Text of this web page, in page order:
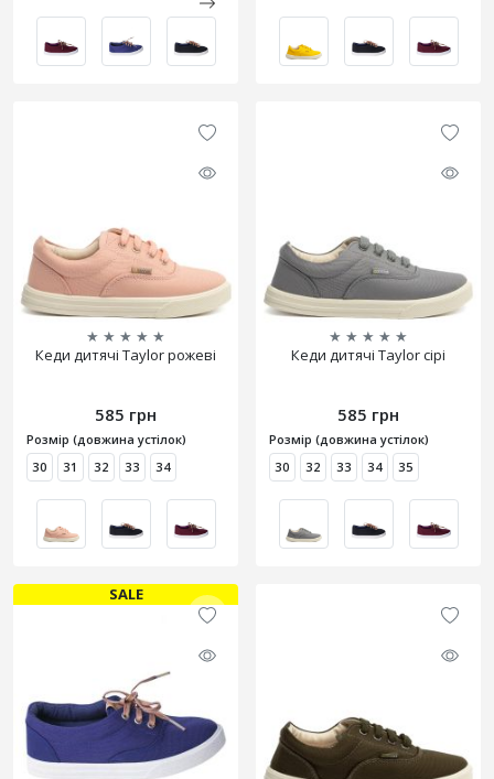
★ ★ ★ ★ ★
Кеди дитячі Taylor рожеві
585 грн
Розмір (довжина устілок)
30
31 32 33 34
★ ★ ★ ★ ★
Кеди дитячі Taylor сірі
585 грн
Розмір (довжина устілок)
30
32 33 34 35
SALE